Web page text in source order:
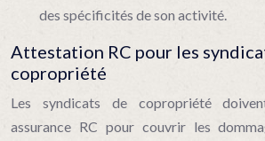
des spécificités de son activité.
Attestation RC pour les
copropriété
Les syndicats de copropriété
assurance RC pour couvrir les